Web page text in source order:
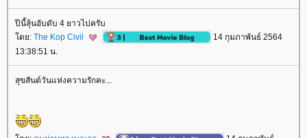
ปีนี้ลุ้นอับดับ 4 ยาวไปครับ
ดย: The Kop Civil
14 กุมภาพันธ์ 2564
13:38:51 น.
สุขสันต์วันแห่งความรักคะ...